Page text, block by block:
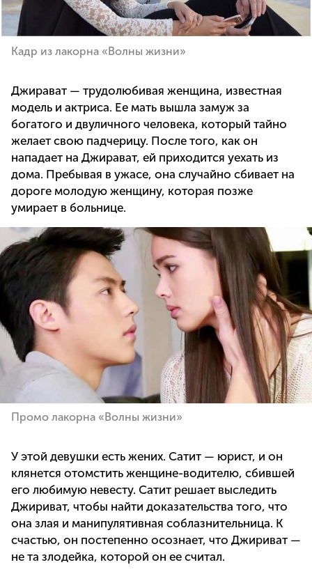
Кадр из лакорна «Волны жизни»
Джирават — трудолюбивая женщина, известная
модель и актриса. Ее мать вышла замуж за
богатого и двуличного человека, который тайно
желает свою падчерицу. После того, как он
нападает на Джирават, ей приходится уехать из
дома. Пребывая в ужасе, она случайно сбивает на
дороге молодую женщину, которая позже
умирает в больнице.
Промо лакорна «Волны жизни»
У этой девушки есть жених. Сатит — юрист, и он
клянется отомстить женщине-водителю, сбившей
его любимую невесту. Сатит решает выследить
Джириват, чтобы найти доказательства того, что
она злая и манипулятивная соблазнительница. К
счастью, он постепенно осознает, что Джириват —
не та злодейка, которой он ее считал.